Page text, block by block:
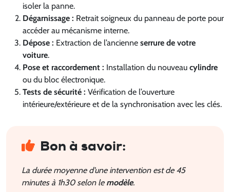
isoler la panne.
Dégarnissage : Retrait soigneux du panneau de porte pour
accéder au mécanisme interne.
Dépose : Extraction de l’ancienne serrure de votre
voiture.
Pose et raccordement : Installation du nouveau cylindre
ou du bloc électronique.
Tests de sécurité : Vérification de l’ouverture
intérieure/extérieure et de la synchronisation avec les clés.
Bon à savoir:
La durée moyenne d’une intervention est de 45
minutes à 1h30 selon le modèle.